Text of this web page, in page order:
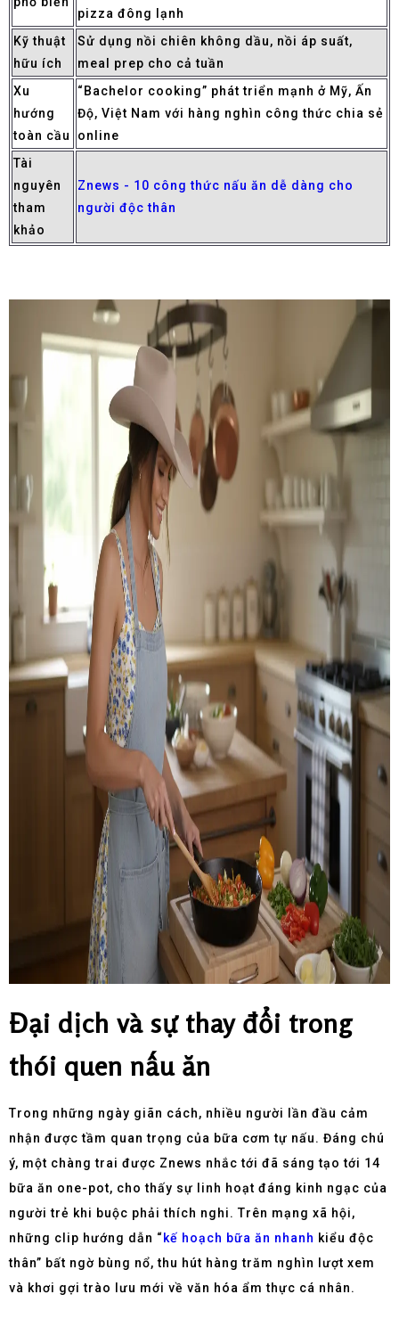
pizza đông lạnh
Kỹ thuật
hữu ích
Sử dụng nồi chiên không dầu, nồi áp suất,
meal prep cho cả tuần
Xu
hướng
toàn cầu
“Bachelor cooking” phát triển mạnh ở Mỹ, Ấn
Độ, Việt Nam với hàng nghìn công thức chia sẻ
online
Tài
nguyên
tham
khảo
Znews - 10 công thức nấu ăn dễ dàng cho
người độc thân
Đại dịch và sự thay đổi trong
thói quen nấu ăn
Trong những ngày giãn cách, nhiều người lần đầu cảm
nhận được tầm quan trọng của bữa cơm tự nấu. Đáng chú
ý, một chàng trai được Znews nhắc tới đã sáng tạo tới 14
bữa ăn one-pot, cho thấy sự linh hoạt đáng kinh ngạc của
người trẻ khi buộc phải thích nghi. Trên mạng xã hội,
những clip hướng dẫn “ kế hoạch bữa ăn nhanh kiểu độc
thân” bất ngờ bùng nổ, thu hút hàng trăm nghìn lượt xem
và khơi gợi trào lưu mới về văn hóa ẩm thực cá nhân.